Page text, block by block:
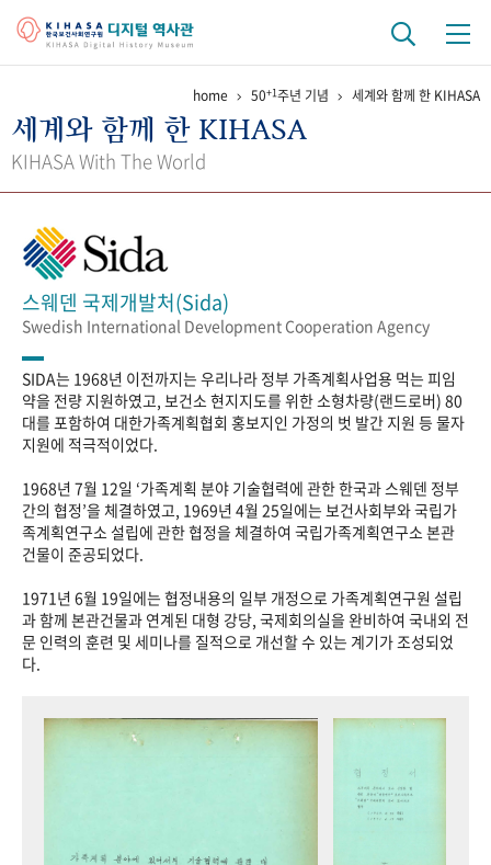
걸어온 길 기관 변천사 역대 기관장
정책과 연구 키워드로 보는 연구 역사
간행물 변천사
기록물 아카이브
사진 아카이브 문서 기록물 행정박물 영상 기록물
성과 50선 숫자로 보는 50년 50+1주년 광장
세계와 함께 한 KIHASA
VR 역사관
home 50+1주년 기념 세계와 함께 한 KIHASA
세계와 함께 한 KIHASA
KIHASA With The World
스웨덴 국제개발처(Sida)
Swedish International Development Cooperation Agency
SIDA는 1968년 이전까지는 우리나라 정부 가족계획사업용 먹는 피임
약을 전량 지원하였고, 보건소 현지지도를 위한 소형차량(랜드로버) 80
대를 포함하여 대한가족계획협회 홍보지인 가정의 벗 발간 지원 등 물자
지원에 적극적이었다.
1968년 7월 12일 ‘가족계획 분야 기술협력에 관한 한국과 스웨덴 정부
간의 협정’을 체결하였고, 1969년 4월 25일에는 보건사회부와 국립가
족계획연구소 설립에 관한 협정을 체결하여 국립가족계획연구소 본관
건물이 준공되었다.
1971년 6월 19일에는 협정내용의 일부 개정으로 가족계획연구원 설립
과 함께 본관건물과 연계된 대형 강당, 국제회의실을 완비하여 국내외 전
문 인력의 훈련 및 세미나를 질적으로 개선할 수 있는 계기가 조성되었
다.